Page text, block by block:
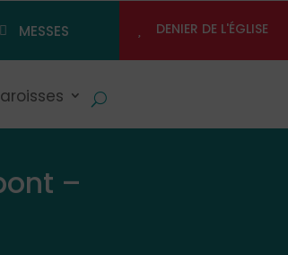
MESSES DENIER DE L'ÉGLISE
–